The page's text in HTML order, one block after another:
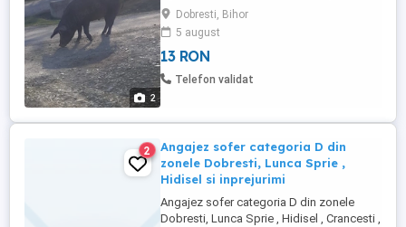
2
Dobresti, Bihor
5 august
13 RON
Telefon validat
2
Angajez sofer categoria D din
zonele Dobresti, Lunca Sprie ,
Hidisel si inprejurimi
Angajez sofer categoria D din zonele
Dobresti, Lunca Sprie , Hidisel , Crancesti ,